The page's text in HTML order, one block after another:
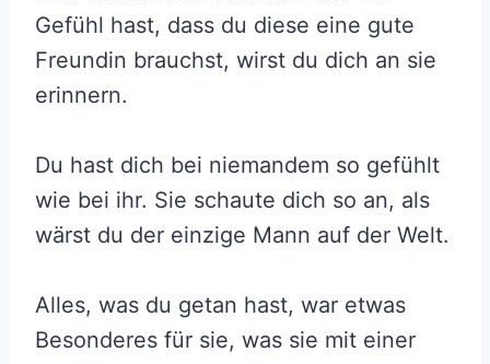
Gefühl hast, dass du diese eine gute
Freundin brauchst, wirst du dich an sie
erinnern.
Du hast dich bei niemandem so gefühlt
wie bei ihr. Sie schaute dich so an, als
wärst du der einzige Mann auf der Welt.
Alles, was du getan hast, war etwas
Besonderes für sie, was sie mit einer